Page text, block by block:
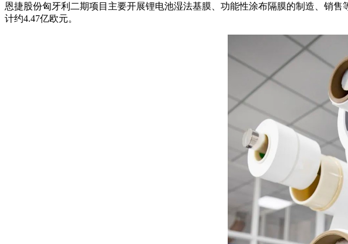
恩捷股份匈牙利二期项目主要开展锂电池湿法基膜、功能性涂布隔膜的制造、销
计约4.47亿欧元。